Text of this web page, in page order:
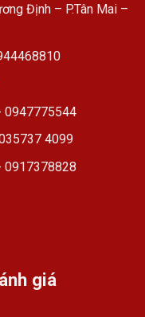
Định – P.Tân Mai –
0947775544
4099
0917378828
giá